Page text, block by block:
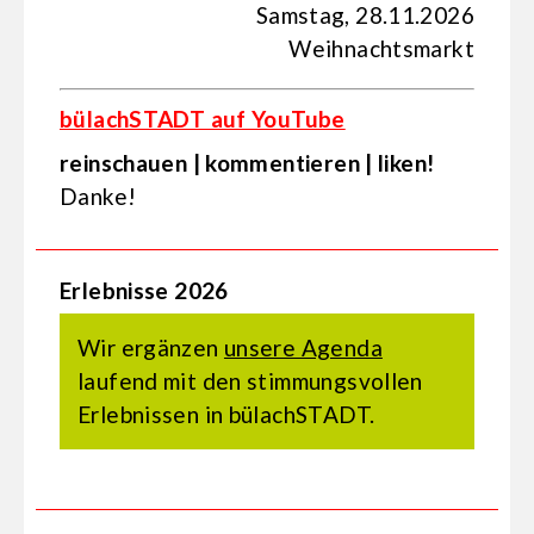
Samstag, 28.11.2026
Weihnachtsmarkt
bülachSTADT auf YouTube
reinschauen | kommentieren | liken!
Danke!
Erlebnisse 2026
Wir ergänzen unsere Agenda
laufend mit den stimmungsvollen
Erlebnissen in bülachSTADT.